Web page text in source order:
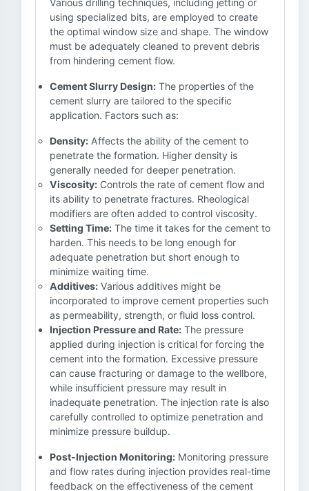
Various drilling techniques, including jetting or
using specialized bits, are employed to create
the optimal window size and shape. The window
must be adequately cleaned to prevent debris
from hindering cement flow.
Cement Slurry Design: The properties of the
cement slurry are tailored to the specific
application. Factors such as:
Density: Affects the ability of the cement to
penetrate the formation. Higher density is
generally needed for deeper penetration.
Viscosity: Controls the rate of cement flow and
its ability to penetrate fractures. Rheological
modifiers are often added to control viscosity.
Setting Time: The time it takes for the cement to
harden. This needs to be long enough for
adequate penetration but short enough to
minimize waiting time.
Additives: Various additives might be
incorporated to improve cement properties such
as permeability, strength, or fluid loss control.
Injection Pressure and Rate: The pressure
applied during injection is critical for forcing the
cement into the formation. Excessive pressure
can cause fracturing or damage to the wellbore,
while insufficient pressure may result in
inadequate penetration. The injection rate is also
carefully controlled to optimize penetration and
minimize pressure buildup.
Post-Injection Monitoring: Monitoring pressure
and flow rates during injection provides real-time
feedback on the effectiveness of the cement